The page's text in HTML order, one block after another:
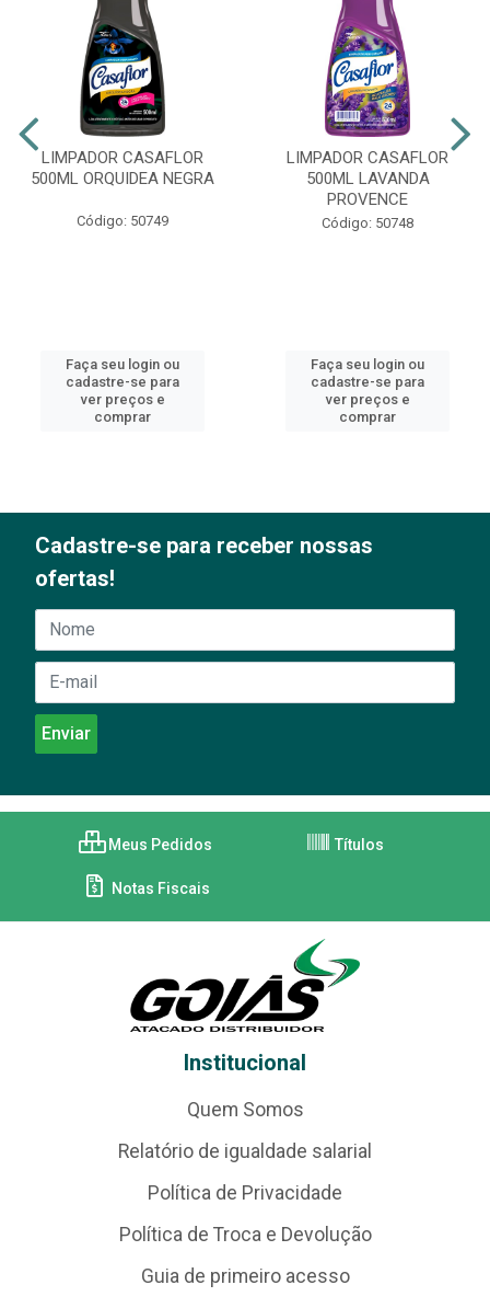
LIMPADOR CASAFLOR
500ML ORQUIDEA NEGRA
Código: 50749
Faça seu login ou
cadastre-se para
ver preços e
comprar
LIMPADOR CASAFLOR
500ML LAVANDA
PROVENCE
Código: 50748
Faça seu login ou
cadastre-se para
ver preços e
comprar
Cadastre-se para receber nossas
ofertas!
Meus Pedidos Títulos
Notas Fiscais
Institucional
Quem Somos
Relatório de igualdade salarial
Política de Privacidade
Política de Troca e Devolução
Guia de primeiro acesso